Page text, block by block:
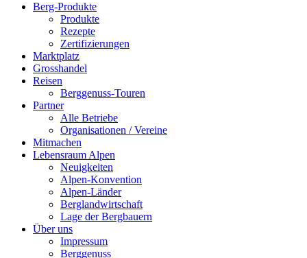
Berg-Produkte
Produkte
Rezepte
Zertifizierungen
Marktplatz
Grosshandel
Reisen
Berggenuss-Touren
Partner
Alle Betriebe
Organisationen / Vereine
Mitmachen
Lebensraum Alpen
Neuigkeiten
Alpen-Konvention
Alpen-Länder
Berglandwirtschaft
Lage der Bergbauern
Über uns
Impressum
Berggenuss